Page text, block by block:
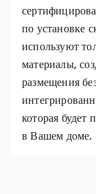
по установке
используют
материалы,
размещения
которая будет
в Вашем доме.